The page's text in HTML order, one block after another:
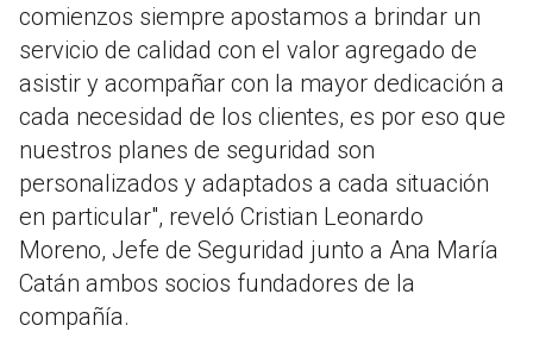
comienzos siempre apostamos a brindar un
servicio de calidad con el valor agregado de
asistir y acompañar con la mayor dedicación a
cada necesidad de los clientes, es por eso que
nuestros planes de seguridad son
personalizados y adaptados a cada situación
en particular", reveló Cristian Leonardo
Moreno, Jefe de Seguridad junto a Ana María
Catán ambos socios fundadores de la
compañía.